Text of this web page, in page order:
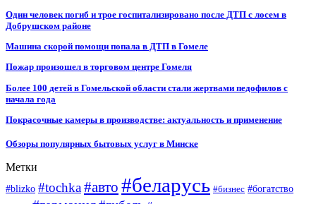
Один человек погиб и трое госпитализировано после ДТП с лосем в
Добрушском районе
Машина скорой помощи попала в ДТП в Гомеле
Пожар произошел в торговом центре Гомеля
Более 100 детей в Гомельской области стали жертвами педофилов с
начала года
Покрасочные камеры в производстве: актуальность и применение
Обзоры популярных бытовых услуг в Минске
Метки
#blizko #tochka#авто #беларусь #бизнес #богатство